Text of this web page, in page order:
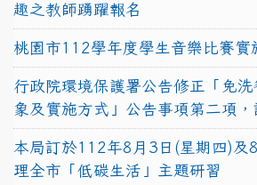
趣之教師踴躍報名
桃園市112學年度學生音樂比賽實
行政院環境保護署公告修正「免
象及實施方式」公告事項第二項，
本局訂於112年8月3日(星期四)及
理全市「低碳生活」主題研習